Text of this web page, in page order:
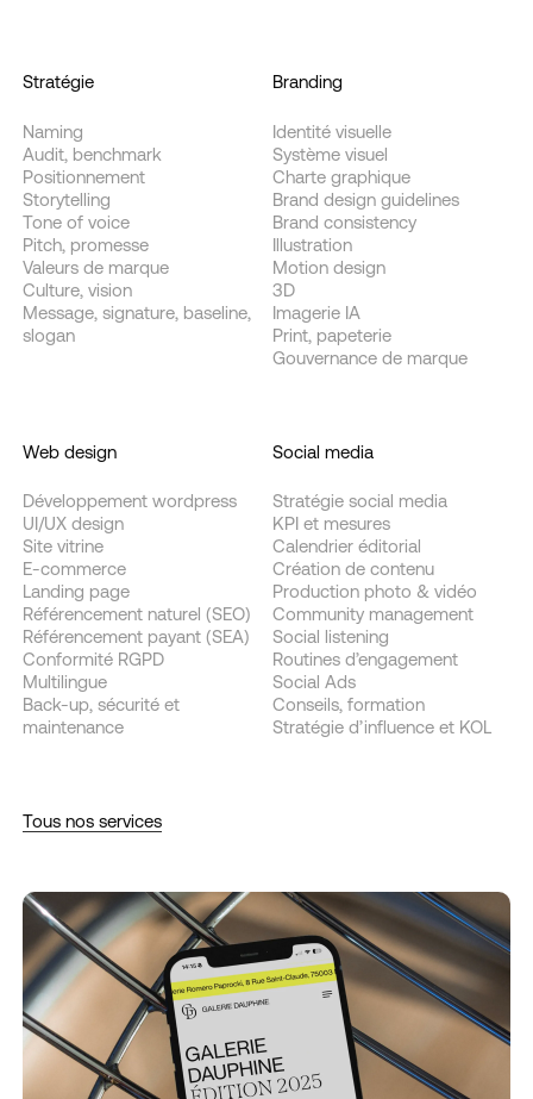
Stratégie
Naming
Audit, benchmark
Positionnement
Storytelling
Tone of voice
Pitch, promesse
Valeurs de marque
Culture, vision
Message, signature, baseline,
slogan
Branding
Identité visuelle
Système visuel
Charte graphique
Brand design guidelines
Brand consistency
Illustration
Motion design
3D
Imagerie IA
Print, papeterie
Gouvernance de marque
Web design
Développement wordpress
UI/UX design
Site vitrine
E-commerce
Landing page
Référencement naturel (SEO)
Référencement payant (SEA)
Conformité RGPD
Multilingue
Back-up, sécurité et
maintenance
Social media
Stratégie social media
KPI et mesures
Calendrier éditorial
Création de contenu
Production photo & vidéo
Community management
Social listening
Routines d’engagement
Social Ads
Conseils, formation
Stratégie d’influence et KOL
Tous nos services